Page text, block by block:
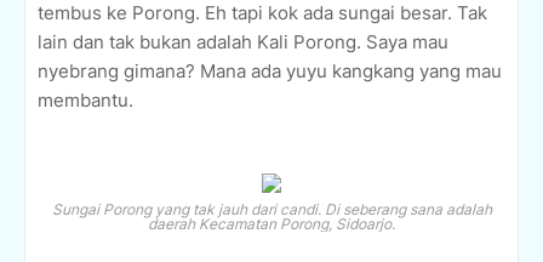
tembus ke Porong. Eh tapi kok ada sungai besar. Tak
lain dan tak bukan adalah Kali Porong. Saya mau
nyebrang gimana? Mana ada yuyu kangkang yang mau
membantu.
Sungai Porong yang tak jauh dari candi. Di seberang sana adalah
daerah Kecamatan Porong, Sidoarjo.